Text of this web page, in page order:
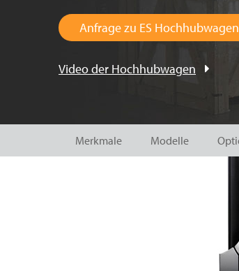
Anfrage zu ES Hochhubwagen
Video der Hochhubwagen
Merkmale Modelle